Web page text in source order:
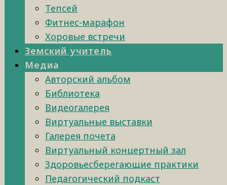
Тепсей
Фитнес-марафон
Хоровые встречи
Земский учитель
Медиа
Авторский альбом
Библиотека
Видеогалерея
Виртуальные выставки
Галерея почета
Виртуальный концертный зал
Здоровьесберегающие практики
Педагогический подкаст